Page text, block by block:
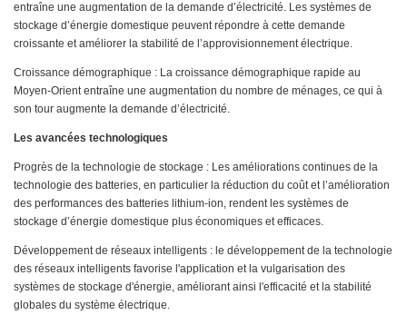
entraîne une augmentation de la demande d’électricité. Les systèmes de
stockage d’énergie domestique peuvent répondre à cette demande
croissante et améliorer la stabilité de l’approvisionnement électrique.
Croissance démographique : La croissance démographique rapide au
Moyen-Orient entraîne une augmentation du nombre de ménages, ce qui à
son tour augmente la demande d’électricité.
Les avancées technologiques
Progrès de la technologie de stockage : Les améliorations continues de la
technologie des batteries, en particulier la réduction du coût et l’amélioration
des performances des batteries lithium-ion, rendent les systèmes de
stockage d’énergie domestique plus économiques et efficaces.
Développement de réseaux intelligents : le développement de la technologie
des réseaux intelligents favorise l'application et la vulgarisation des
systèmes de stockage d'énergie, améliorant ainsi l'efficacité et la stabilité
globales du système électrique.